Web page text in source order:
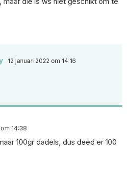
12 januari 2022 om 14:16
14:38
100gr dadels, dus deed er 100